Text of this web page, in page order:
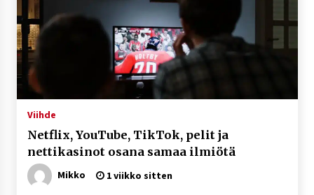
Viihde
Netflix, YouTube, TikTok, pelit ja
nettikasinot osana samaa ilmiötä
Mikko 1 viikko sitten